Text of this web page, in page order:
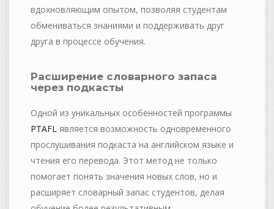
вдохновляющим опытом, позволяя студентам
обмениваться знаниями и поддерживать друг
друга в процессе обучения.
Расширение словарного запаса
через подкасты
Одной из уникальных особенностей программы
PTAFL является возможность одновременного
прослушивания подкаста на английском языке и
чтения его перевода. Этот метод не только
помогает понять значения новых слов, но и
расширяет словарный запас студентов, делая